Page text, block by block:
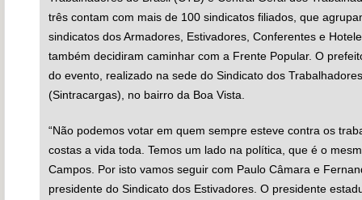
três contam com mais de 100 sindicatos filiados, que
sindicatos dos Armadores, Estivadores, Conferentes e
também decidiram caminhar com a Frente Popular. O
do evento, realizado na sede do Sindicato dos
(Sintracargas), no bairro da Boa Vista.
“Não podemos votar em quem sempre esteve contra os
costas a vida toda. Temos um lado na política, que é o
Campos. Por isto vamos seguir com Paulo Câmara e
presidente do Sindicato dos Estivadores. O presidente